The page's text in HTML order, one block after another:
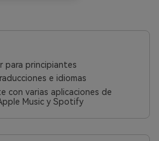
para principiantes
e idiomas
con varias aplicaciones de
Music y Spotify